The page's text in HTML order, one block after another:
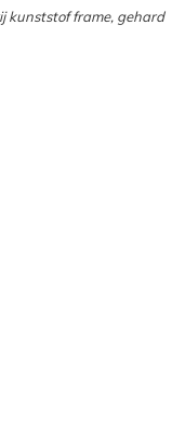
kunststof frame, gehard